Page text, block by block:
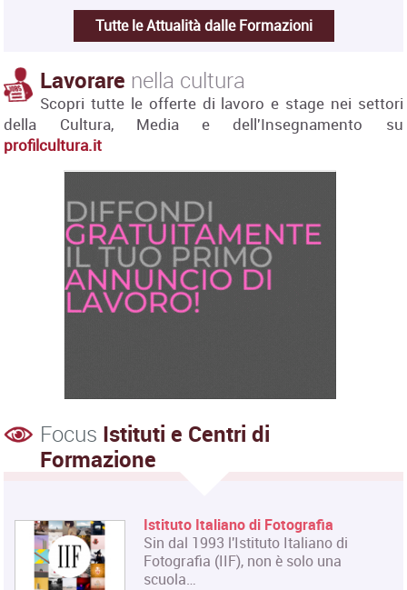
Tutte le Attualità dalle Formazioni
Lavorare nella cultura
Scopri tutte le offerte di lavoro e stage nei settori
della Cultura, Media e dell'Insegnamento su
profilcultura.it
Focus Istituti e Centri di
Formazione
Istituto Italiano di Fotografia
Sin dal 1993 l'Istituto Italiano di
Fotografia (IIF), non è solo una
scuola…